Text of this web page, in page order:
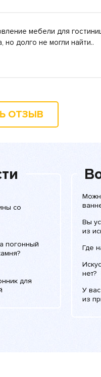
мебели для
но долго не могли найти..
ОТЗЫВ
со
погонный
для
Вы
из
Где
нет?
У
из